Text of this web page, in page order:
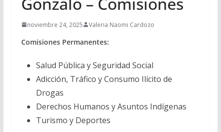
noviembre 24, 2025 Valeria Naomi Cardozo
Comisiones Permanentes:
Salud Pública y Seguridad Social
Adicción, Tráfico y Consumo Ilícito de
Drogas
Derechos Humanos y Asuntos Indígenas
Turismo y Deportes